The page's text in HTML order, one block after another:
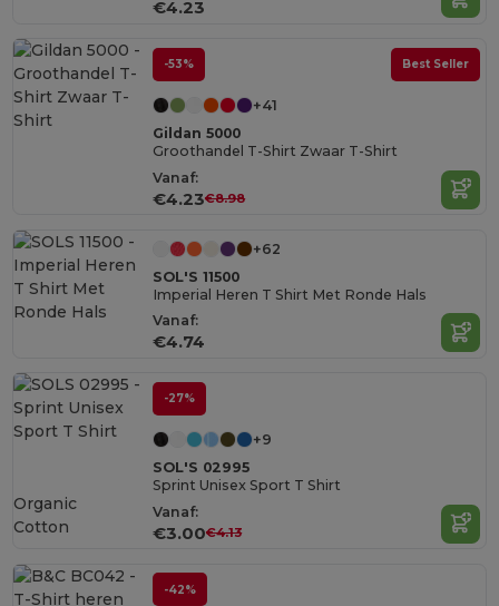
€4.23
-53% Best Seller
+41
Gildan 5000
Groothandel T-Shirt Zwaar T-Shirt
Vanaf:
€4.23€8.98
+62
SOL'S 11500
Imperial Heren T Shirt Met Ronde Hals
Vanaf:
€4.74
-27%
+9
SOL'S 02995
Sprint Unisex Sport T Shirt
Vanaf:
€3.00€4.13
Organic
Cotton
-42%